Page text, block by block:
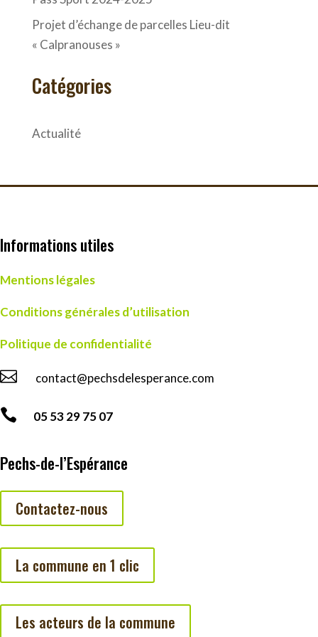
Projet d’échange de parcelles Lieu-dit
« Calpranouses »
Catégories
Actualité
Informations utiles
Mentions légales
Conditions générales d’utilisation
Politique de confidentialité
 contact@pechsdelesperance.com
 05 53 29 75 07
Pechs-de-l’Espérance
Contactez-nous
La commune en 1 clic
Les acteurs de la commune